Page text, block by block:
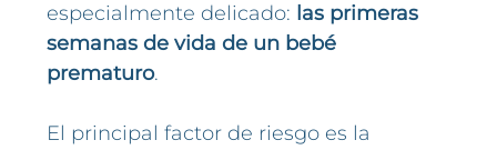
especialmente delicado: las primeras
semanas de vida de un bebé
prematuro.
El principal factor de riesgo es la